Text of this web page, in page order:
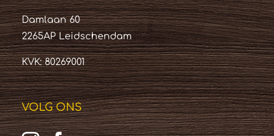
Damlaan 60
2265AP Leidschendam
KVK: 80269001
VOLG ONS